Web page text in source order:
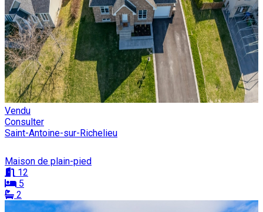
Vendu
Consulter
Saint-Antoine-sur-Richelieu
Maison de plain-pied
12
5
2